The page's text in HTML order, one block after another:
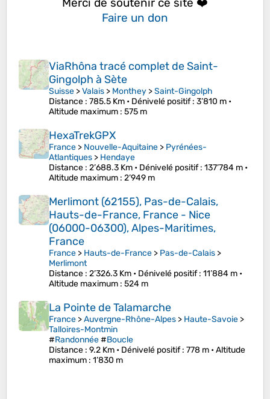
Faire un don
ViaRhôna tracé complet de Saint-
Gingolph à Sète
Suisse >Valais > Monthey >Saint-Gingolph
Distance : 785.5 Km • Dénivelé positif: 3’810 m •
Altitude maximum : 575 m
HexaTrekGPX
France > Nouvelle-Aquitaine > Pyrénées-
Atlantiques > Hendaye
Distance : 2’688.3 Km • Dénivelé positif: 137’784 m •
Altitude maximum : 2’949 m
Merlimont (62155), Pas-de-Calais,
Hauts-de-France, France - Nice
(06000-06300), Alpes-Maritimes,
France
France > Hauts-de-France > Pas-de-Calais >
Merlimont
Distance : 2’326.3 Km • Dénivelé positif: 11’884 m •
Altitude maximum : 524 m
La Pointe de Talamarche
France >Auvergne-Rhône-Alpes > Haute-Savoie >
Talloires-Montmin
#Randonnée#Boucle
Distance : 9.2 Km • Dénivelé positif: 778 m •Altitude
maximum : 1’830 m